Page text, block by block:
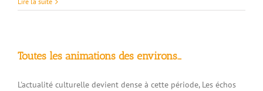
Toutes les animations des environs…
L'actualité culturelle devient dense à cette période, Les échos